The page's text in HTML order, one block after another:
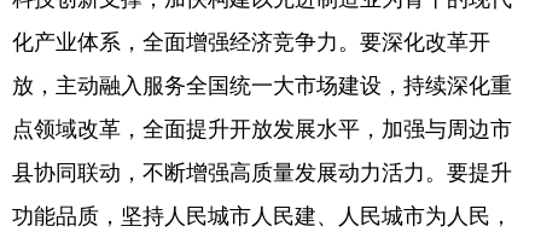
化产业体系，全面增强经济竞争力。要深化改革开
放，主动融入服务全国统一大市场建设，持续深化重
点领域改革，全面提升开放发展水平，加强与周边市
县协同联动，不断增强高质量发展动力活力。要提升
功能品质，坚持人民城市人民建、人民城市为人民，